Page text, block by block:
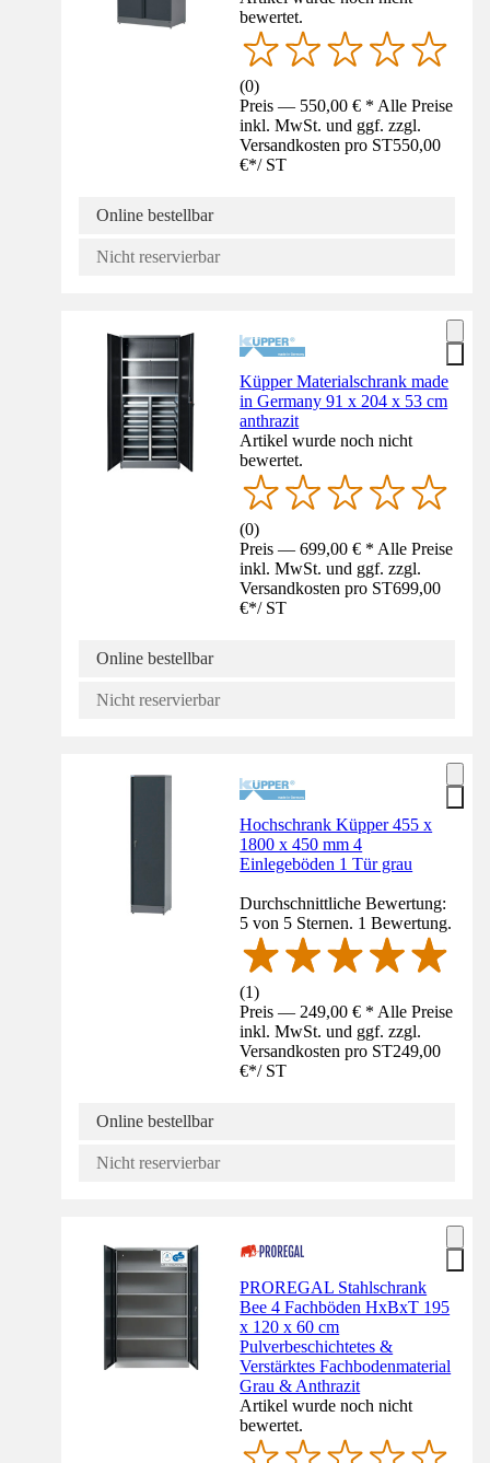
bewertet.
(0)
Preis — 550,00 € * Alle Preise
inkl. MwSt. und ggf. zzgl.
Versandkosten pro ST550,00
€*/ ST
Online bestellbar
Nicht reservierbar
Küpper Materialschrank made
in Germany 91 x 204 x 53 cm
anthrazit
Artikel wurde noch nicht
bewertet.
(0)
Preis — 699,00 € * Alle Preise
inkl. MwSt. und ggf. zzgl.
Versandkosten pro ST699,00
€*/ ST
Online bestellbar
Nicht reservierbar
Hochschrank Küpper 455 x
1800 x 450 mm 4
Einlegeböden 1 Tür grau
Durchschnittliche Bewertung:
5 von 5 Sternen. 1 Bewertung.
(1)
Preis — 249,00 € * Alle Preise
inkl. MwSt. und ggf. zzgl.
Versandkosten pro ST249,00
€*/ ST
Online bestellbar
Nicht reservierbar
PROREGAL Stahlschrank
Bee 4 Fachböden HxBxT 195
x 120 x 60 cm
Pulverbeschichtetes &
Verstärktes Fachbodenmaterial
Grau & Anthrazit
Artikel wurde noch nicht
bewertet.